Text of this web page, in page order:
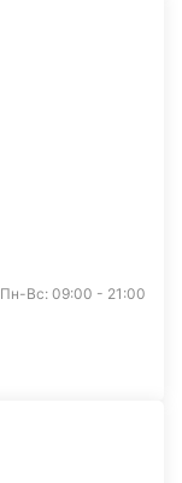
Пн-Вс: 09:00 - 21:00